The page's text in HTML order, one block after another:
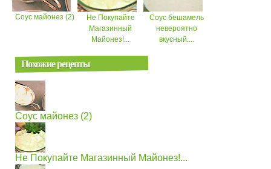
Соус майонез (2)
Не Покупайте
Магазинный
Майонез!...
Соус бешамель
невероятно
вкусный....
Похожие рецепты
Соус майонез (2)
Не Покупайте Магазинный Майонез!...